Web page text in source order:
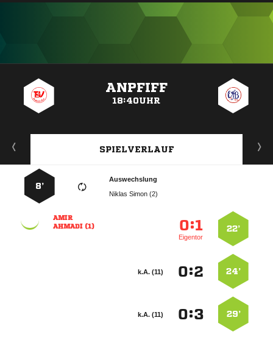
ANPFIFF
18:40UHR
SPIELVERLAUF
Auswechslung
  
8’
22’
:
Eigentor

 
24’
:
k.A. (11)
29’
:
k.A. (11)